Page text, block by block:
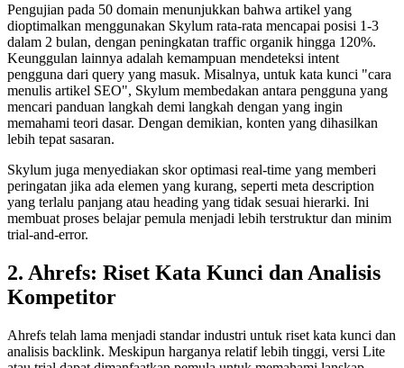
Pengujian pada 50 domain menunjukkan bahwa artikel yang
dioptimalkan menggunakan Skylum rata-rata mencapai posisi 1-3
dalam 2 bulan, dengan peningkatan traffic organik hingga 120%.
Keunggulan lainnya adalah kemampuan mendeteksi intent
pengguna dari query yang masuk. Misalnya, untuk kata kunci "cara
menulis artikel SEO", Skylum membedakan antara pengguna yang
mencari panduan langkah demi langkah dengan yang ingin
memahami teori dasar. Dengan demikian, konten yang dihasilkan
lebih tepat sasaran.
Skylum juga menyediakan skor optimasi real-time yang memberi
peringatan jika ada elemen yang kurang, seperti meta description
yang terlalu panjang atau heading yang tidak sesuai hierarki. Ini
membuat proses belajar pemula menjadi lebih terstruktur dan minim
trial-and-error.
2. Ahrefs: Riset Kata Kunci dan Analisis
Kompetitor
Ahrefs telah lama menjadi standar industri untuk riset kata kunci dan
analisis backlink. Meskipun harganya relatif lebih tinggi, versi Lite